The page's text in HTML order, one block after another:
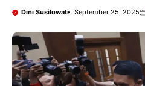
Dini Susilowati September 25, 2025